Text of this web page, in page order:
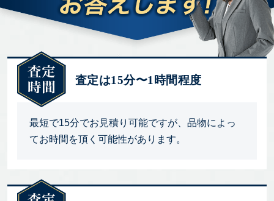
査定は15分〜1時間程度
最短で15分でお見積り可能ですが、品物によっ
てお時間を頂く可能性があります。